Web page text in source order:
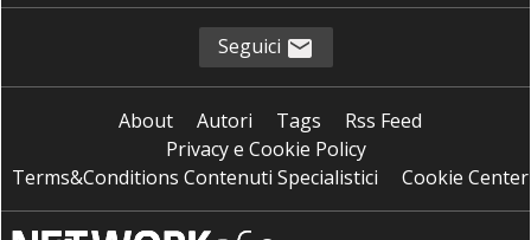
Seguici
About Autori Tags
Rss Feed
Privacy e Cookie Policy
Terms&Conditions Contenuti Specialistici
Cookie Center